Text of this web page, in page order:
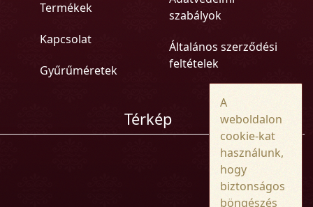
Termékek
Kapcsolat
Gyűrűméretek
szabályok
Általános szerződési
feltételek
Térkép
A
weboldalon
cookie-kat
használunk,
hogy
biztonságos
böngészés